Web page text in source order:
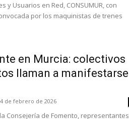
y Usuarios en Red, CONSUMUR, con
por los maquinistas de trenes
en Murcia: colectivos
llaman a manifestarse
4 de febrero de 2026
Consejería de Fomento, representantes